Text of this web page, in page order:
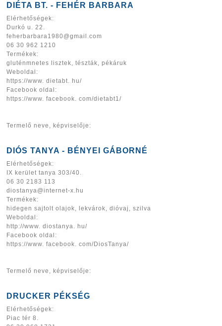
DIÉTA BT. - FEHÉR BARBARA
Elérhetőségek:
Durkó u. 22.
feherbarbara1980@gmail.com
06 30 962 1210
Termékek:
gluténmnetes lisztek, tészták, pékáruk
Weboldal:
https://www. dietabt. hu/
Facebook oldal:
https://www. facebook. com/dietabt1/
Termelő neve, képviselője:
DIÓS TANYA - BÉNYEI GÁBORNÉ
Elérhetőségek:
IX kerület tanya 303/40.
06 30 2183 113
diostanya@internet-x.hu
Termékek:
hidegen sajtolt olajok, lekvárok, dióvaj, szilva
Weboldal:
http://www. diostanya. hu/
Facebook oldal:
https://www. facebook. com/DiosTanya/
Termelő neve, képviselője:
DRUCKER PÉKSÉG
Elérhetőségek:
Piac tér 8.